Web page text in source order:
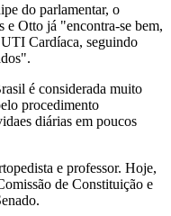
do parlamentar, o
e Otto já "encontra-se bem,
Cardíaca, seguindo
é considerada muito
procedimento
diárias em poucos
e professor. Hoje,
de Constituição e